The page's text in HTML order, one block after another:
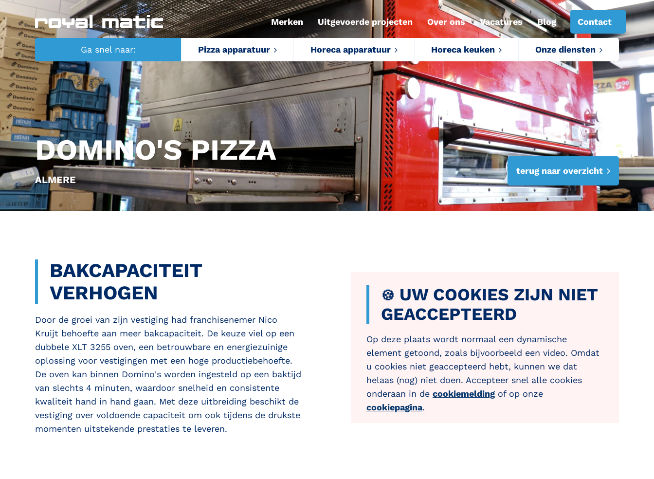
Merken Uitgevoerde projecten Over ons Vacatures Blog Contact
Ga snel naar: Pizza apparatuur Horeca apparatuur Horeca keuken Onze diensten
DOMINO'S PIZZA
ALMERE
terug naar overzicht
BAKCAPACITEIT
VERHOGEN
Door de groei van zijn vestiging had franchisenemer Nico
Kruijt behoefte aan meer bakcapaciteit. De keuze viel op een
dubbele XLT 3255 oven, een betrouwbare en energiezuinige
oplossing voor vestigingen met een hoge productiebehoefte.
De oven kan binnen Domino's worden ingesteld op een baktijd
van slechts 4 minuten, waardoor snelheid en consistente
kwaliteit hand in hand gaan. Met deze uitbreiding beschikt de
vestiging over voldoende capaciteit om ook tijdens de drukste
momenten uitstekende prestaties te leveren.
🍪 UW COOKIES ZIJN NIET
GEACCEPTEERD
Op deze plaats wordt normaal een dynamische
element getoond, zoals bijvoorbeeld een video. Omdat
u cookies niet geaccepteerd hebt, kunnen we dat
helaas (nog) niet doen. Accepteer snel alle cookies
onderaan in de cookiemeldingof op onze
cookiepagina.